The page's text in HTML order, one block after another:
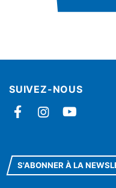
SUIVEZ-NOUS
FacebookInstagram
S'ABONNER À LA